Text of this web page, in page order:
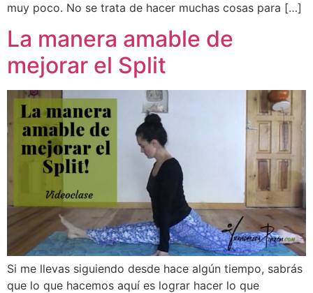
muy poco. No se trata de hacer muchas cosas para […]
La manera amable de
mejorar el Split
Si me llevas siguiendo desde hace algún tiempo, sabrás
que lo que hacemos aquí es lograr hacer lo que